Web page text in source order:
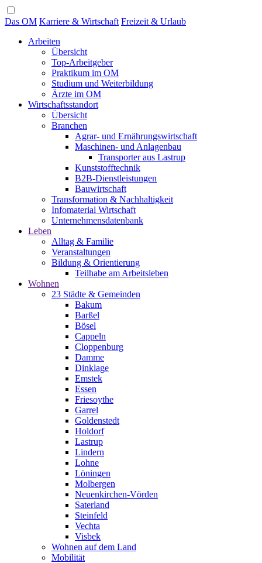
Das OM Karriere & Wirtschaft Freizeit & Urlaub
Arbeiten
Übersicht
Top-Arbeitgeber
Praktikum im OM
Studium und Weiterbildung
Ärzte im OM
Wirtschaftsstandort
Übersicht
Branchen
Agrar- und Ernährungswirtschaft
Maschinen- und Anlagenbau
Transporter aus Lastrup
Kunststofftechnik
B2B-Dienstleistungen
Bauwirtschaft
Transformation & Nachhaltigkeit
Infomaterial Wirtschaft
Unternehmensdatenbank
Leben
Alltag & Familie
Veranstaltungen
Bildung & Orientierung
Teilhabe am Arbeitsleben
Wohnen
23 Städte & Gemeinden
Bakum
Barßel
Bösel
Cappeln
Cloppenburg
Damme
Dinklage
Emstek
Essen
Friesoythe
Garrel
Goldenstedt
Holdorf
Lastrup
Lindern
Lohne
Löningen
Molbergen
Neuenkirchen-Vörden
Saterland
Steinfeld
Vechta
Visbek
Wohnen auf dem Land
Mobilität